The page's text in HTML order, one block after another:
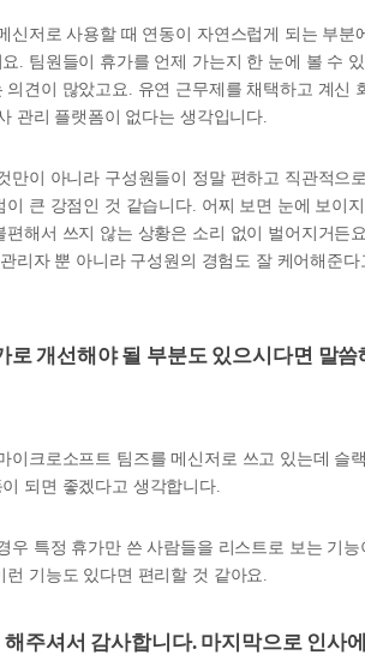
신저로 사용할 때 연동이 자연스럽게 되는 부분
. 팀원들이 휴가를 언제 가는지 한 눈에 볼 수 있
의견이 많았고요. 유연 근무제를 채택하고 계신
관리 플랫폼이 없다는 생각입니다.
만이 아니라 구성원들이 정말 편하고 직관적으
큰 강점인 것 같습니다. 어찌 보면 눈에 보이지
편해서 쓰지 않는 상황은 소리 없이 벌어지거든
리자 뿐 아니라 구성원의 경험도 잘 케어해준다
로 개선해야 될 부분도 있으시다면 말씀
이크로소프트 팀즈를 메신저로 쓰고 있는데 슬
되면 좋겠다고 생각합니다.
우 특정 휴가만 쓴 사람들을 리스트로 보는 기능
기능도 있다면 편리할 것 같아요.
해주셔서 감사합니다. 마지막으로 인사